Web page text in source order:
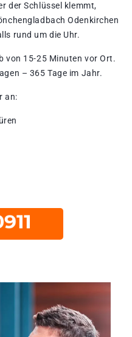
der Schlüssel klemmt,
Odenkirchen
rund um die Uhr.
von 15-25 Minuten vor Ort.
– 365 Tage im Jahr.
an: